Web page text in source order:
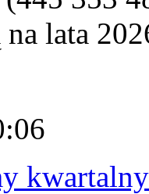
na lata